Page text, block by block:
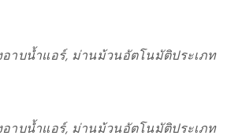
าบน้ำแอร์, ม่านม้วนอัตโนมัติประเภท
าบน้ำแอร์, ม่านม้วนอัตโนมัติประเภท